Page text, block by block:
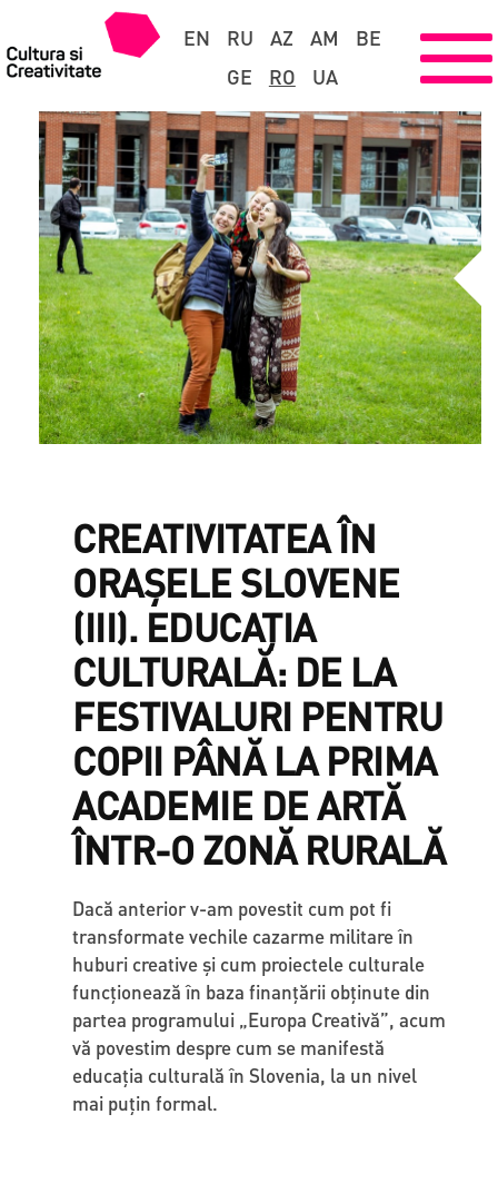
EN RU AZ AM
BE
GE
RO UA
CREATIVITATEA ÎN
ORAȘELE SLOVENE
(III). EDUCAȚIA
CULTURALĂ: DE LA
FESTIVALURI PENTRU
COPII PÂNĂ LA PRIMA
ACADEMIE DE ARTĂ
ÎNTR-O ZONĂ RURALĂ
Dacă anterior v-am povestit cum pot fi
transformate vechile cazarme militare în
huburi creative și cum proiectele culturale
funcționează în baza finanțării obținute din
partea programului „Europa Creativă”, acum
vă povestim despre cum se manifestă
educația culturală în Slovenia, la un nivel
mai puțin formal.